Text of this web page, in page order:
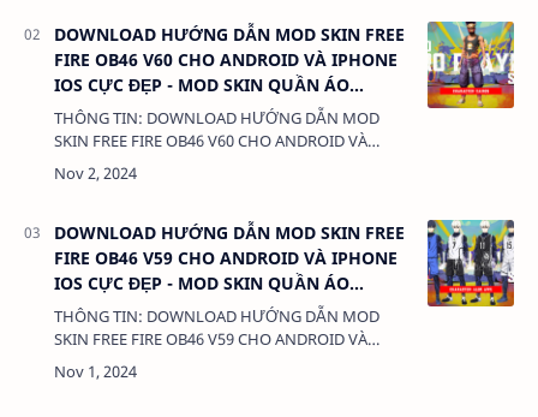
DOWNLOAD HƯỚNG DẪN MOD SKIN FREE
FIRE OB46 V60 CHO ANDROID VÀ IPHONE
IOS CỰC ĐẸP - MOD SKIN QUẦN ÁO
ANTIBAN
THÔNG TIN: DOWNLOAD HƯỚNG DẪN MOD
SKIN FREE FIRE OB46 V60 CHO ANDROID VÀ
IPHONE IOS CỰC ĐẸP - MOD SKIN QUẦN
ÁO ANTIBAN DUNG LƯỢNG: 3MB LINK:
DOWNLOAD HƯỚNG DẪN MOD SKIN FREE
FIRE OB46 V59 CHO ANDROID VÀ IPHONE
IOS CỰC ĐẸP - MOD SKIN QUẦN ÁO
ANTIBAN
THÔNG TIN: DOWNLOAD HƯỚNG DẪN MOD
SKIN FREE FIRE OB46 V59 CHO ANDROID VÀ
IPHONE IOS CỰC ĐẸP - MOD SKIN QUẦN
ÁO ANTIBAN DUNG LƯỢNG: 3MB LINK: